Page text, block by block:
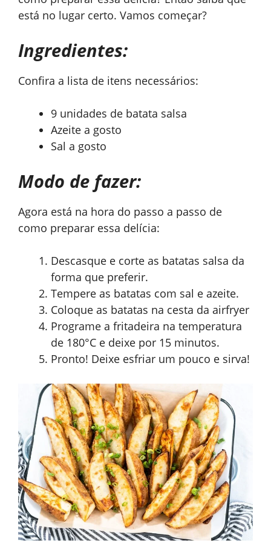
está no lugar certo. Vamos começar?
Ingredientes:
Confira a lista de itens necessários:
9 unidades de batata salsa
Azeite a gosto
Sal a gosto
Modo de fazer:
Agora está na hora do passo a passo de
como preparar essa delícia:
Descasque e corte as batatas salsa da
forma que preferir.
Tempere as batatas com sal e azeite.
Coloque as batatas na cesta da airfryer
Programe a fritadeira na temperatura
de 180°C e deixe por 15 minutos.
Pronto! Deixe esfriar um pouco e sirva!